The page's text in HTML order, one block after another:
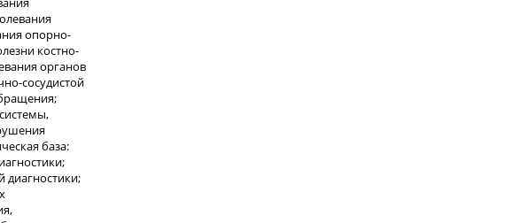
опорно-
костно-
органов
сосудистой
база:
диагностики;